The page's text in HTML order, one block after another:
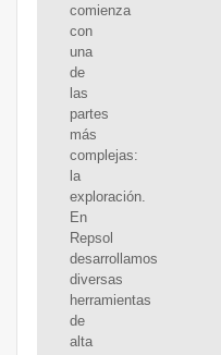
comienza
con
una
de
las
partes
más
complejas:
la
exploración.
En
Repsol
desarrollamos
diversas
herramientas
de
alta